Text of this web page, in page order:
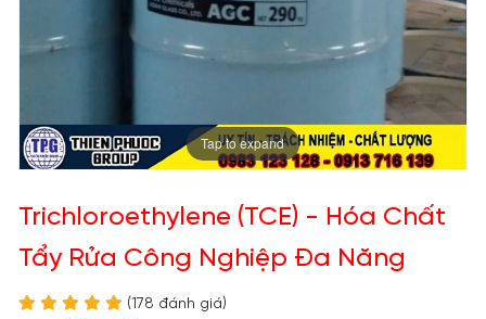
Tap to expand
Trichloroethylene (TCE) - Hóa Chất
Tẩy Rửa Công Nghiệp Đa Năng
(178 đánh giá)